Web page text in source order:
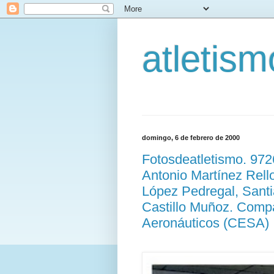
domingo, 6 de febrero de 2000
Fotosdeatletismo.
Antonio Martínez
López Pedregal,
Castillo Muñoz.
Aeronáuticos (CESA)